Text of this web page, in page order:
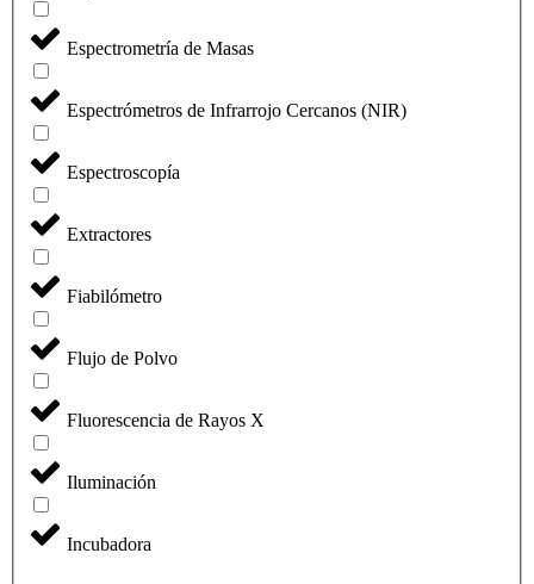
Espectrometría de Masas
Espectrómetros de Infrarrojo Cercanos (NIR)
Espectroscopía
Extractores
Fiabilómetro
Flujo de Polvo
Fluorescencia de Rayos X
Iluminación
Incubadora